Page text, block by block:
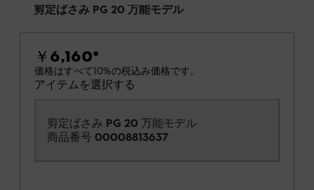
剪定ばさみ PG 20 万能モデル
￥6,160*
価格はすべて10%の税込み価格です。
アイテムを選択する
剪定ばさみ PG 20 万能モデル
商品番号 00008813637